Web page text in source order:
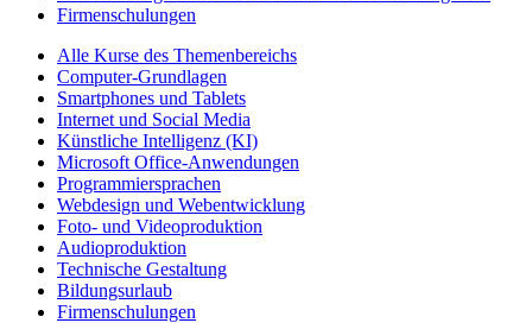
Firmenschulungen
Alle Kurse des Themenbereichs
Computer-Grundlagen
Smartphones und Tablets
Internet und Social Media
Künstliche Intelligenz (KI)
Microsoft Office-Anwendungen
Programmiersprachen
Webdesign und Webentwicklung
Foto- und Videoproduktion
Audioproduktion
Technische Gestaltung
Bildungsurlaub
Firmenschulungen